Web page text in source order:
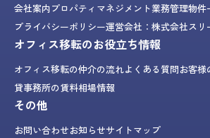
会社案内プロパティマネジメント業務管理物件
プライバシーポリシー運営会社：株式会社スリ
オフィス移転のお役立ち情報
オフィス移転の仲介の流れよくある質問お客様
貸事務所の賃料相場情報
その他
お問い合わせお知らせサイトマップ